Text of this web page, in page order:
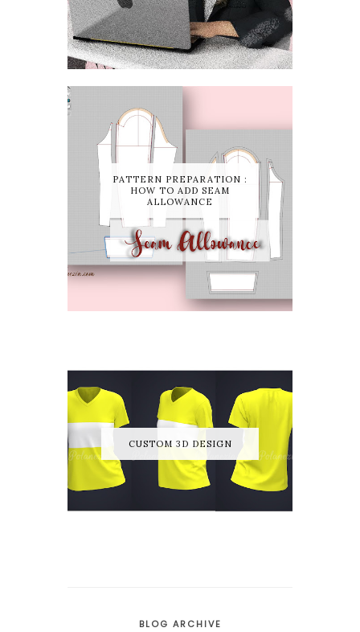
PATTERN PREPARATION :
HOW TO ADD SEAM
ALLOWANCE
CUSTOM 3D DESIGN
BLOG ARCHIVE